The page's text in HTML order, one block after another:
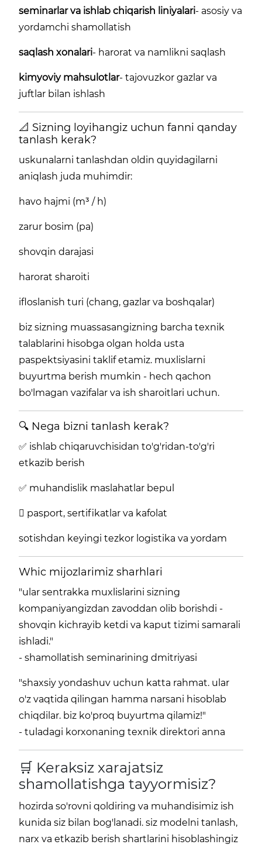
seminarlar va ishlab chiqarish liniyalari- asosiy va
yordamchi shamollatish
saqlash xonalari- harorat va namlikni saqlash
kimyoviy mahsulotlar- tajovuzkor gazlar va
juftlar bilan ishlash
📐 Sizning loyihangiz uchun fanni qanday
tanlash kerak?
uskunalarni tanlashdan oldin quyidagilarni
aniqlash juda muhimdir:
havo hajmi (m³ / h)
zarur bosim (pa)
shovqin darajasi
harorat sharoiti
ifloslanish turi (chang, gazlar va boshqalar)
biz sizning muassasangizning barcha texnik
talablarini hisobga olgan holda usta
paspektsiyasini taklif etamiz. muxlislarni
buyurtma berish mumkin - hech qachon
bo'lmagan vazifalar va ish sharoitlari uchun.
🔍 Nega bizni tanlash kerak?
✅ ishlab chiqaruvchisidan to'g'ridan-to'g'ri
etkazib berish
✅ muhandislik maslahatlar bepul
 pasport, sertifikatlar va kafolat
sotishdan keyingi tezkor logistika va yordam
Whic mijozlarimiz sharhlari
"ular sentrakka muxlislarini sizning
kompaniyangizdan zavoddan olib borishdi -
shovqin kichrayib ketdi va kaput tizimi samarali
ishladi."
- shamollatish seminarining dmitriyasi
"shaxsiy yondashuv uchun katta rahmat. ular
o'z vaqtida qilingan hamma narsani hisoblab
chiqdilar. biz ko'proq buyurtma qilamiz!"
- tuladagi korxonaning texnik direktori anna
🛒 Keraksiz xarajatsiz
shamollatishga tayyormisiz?
hozirda so'rovni qoldiring va muhandisimiz ish
kunida siz bilan bog'lanadi. siz modelni tanlash,
narx va etkazib berish shartlarini hisoblashingiz